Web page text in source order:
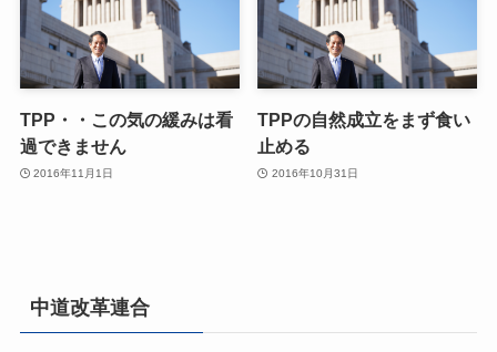
TPP・・この気の緩みは看
過できません
2016年11月1日
TPPの自然成立をまず食い
止める
2016年10月31日
中道改革連合